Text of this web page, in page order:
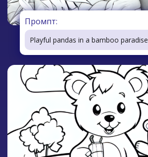
Промпт:
Playful pandas in a bamboo paradise